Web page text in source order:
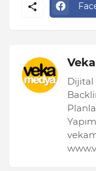
Dijital